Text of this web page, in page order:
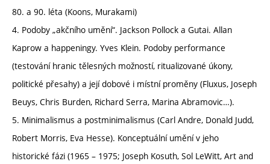
80. a 90. léta (Koons, Murakami)
4. Podoby „akčního umění“. Jackson Pollock a Gutai. Allan
Kaprow a happeningy. Yves Klein. Podoby performance
(testování hranic tělesných možností, ritualizované úkony,
politické přesahy) a její dobové i místní proměny (Fluxus, Joseph
Beuys, Chris Burden, Richard Serra, Marina Abramovic…).
5. Minimalismus a postminimalismus (Carl Andre, Donald Judd,
Robert Morris, Eva Hesse). Konceptuální umění v jeho
historické fázi (1965 – 1975; Joseph Kosuth, Sol LeWitt, Art and